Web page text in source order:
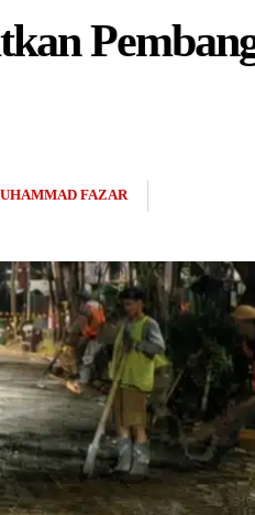
FAZAR